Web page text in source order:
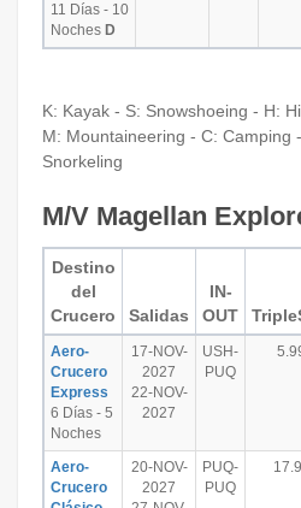
11 Días - 10
Noches D
K: Kayak - S: Snowshoeing - H:
M: Mountaineering - C: Camping
Snorkeling
M/V Magellan
Destino
del
Crucero
Salidas
IN-
OUT
Aero-
Crucero
Express
6 Días - 5
Noches
17-NOV-
2027
22-NOV-
2027
USH-
PUQ
Aero-
Crucero
20-NOV-
2027
PUQ-
PUQ